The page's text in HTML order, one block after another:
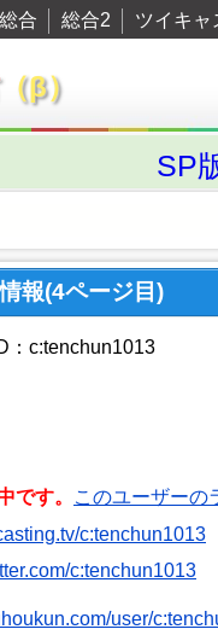
総合 総合2 ツイキャ
（β）
SP
報(4ページ目)
：c:tenchun1013
です。
このユーザーの
c:tenchun1013
c:tenchun1013
user/